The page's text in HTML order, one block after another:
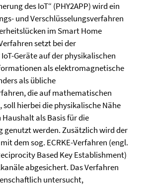
des IoT“ (PHY2APP) wird ein
und Verschlüsselungsverfahren
im Smart Home
setzt bei der
Geräte auf der physikalischen
als elektromagnetische
als übliche
die auf mathematischen
soll hierbei die physikalische Nähe
als Basis für die
genutzt werden. Zusätzlich wird der
dem sog. ECRKE-Verfahren (engl.
Based Key Establishment)
abgesichert. Das Verfahren
untersucht,